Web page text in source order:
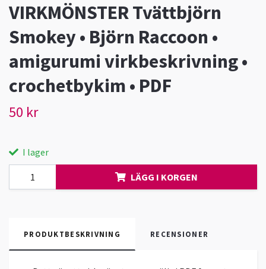
VIRKMÖNSTER Tvättbjörn
Smokey • Björn Raccoon •
amigurumi virkbeskrivning •
crochetbykim • PDF
50 kr
I lager
LÄGG I KORGEN
PRODUKTBESKRIVNING RECENSIONER